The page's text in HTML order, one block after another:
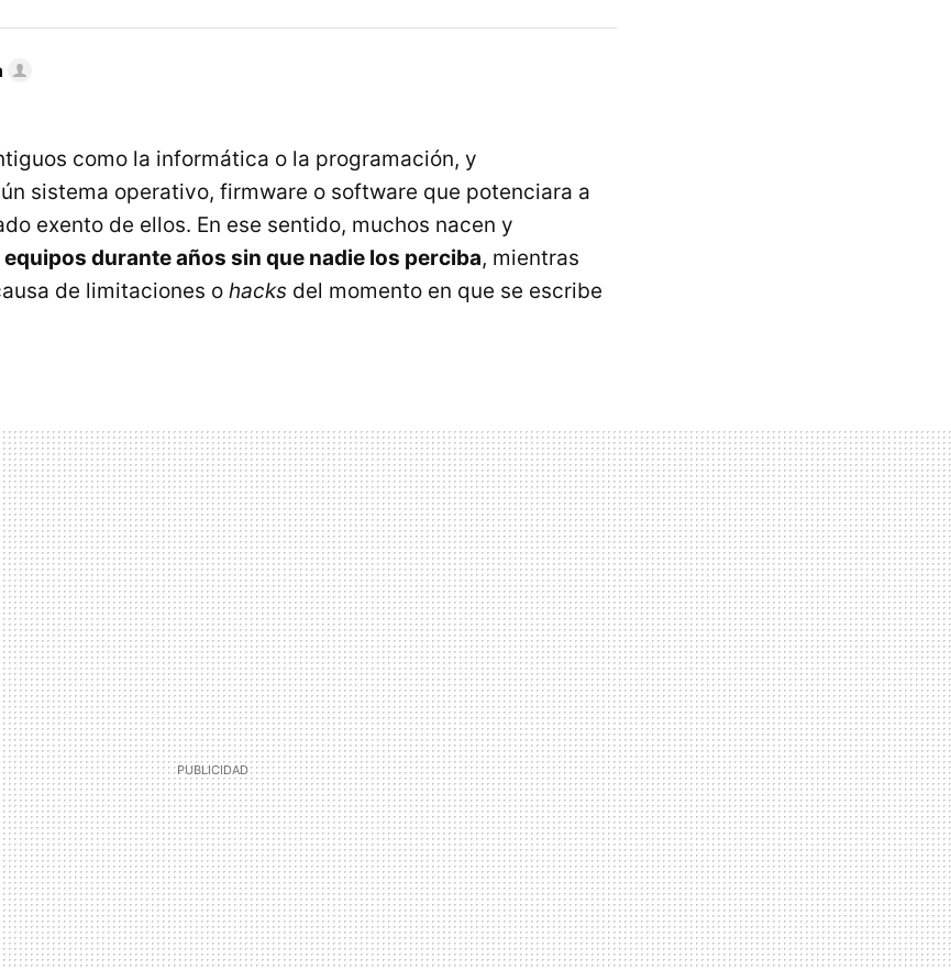
como la informática o la programación, y
sistema operativo, firmware o software que potenciara a
exento de ellos. En ese sentido, muchos nacen y
durante años sin que nadie los perciba, mientras
de limitaciones o hacks del momento en que se escribe